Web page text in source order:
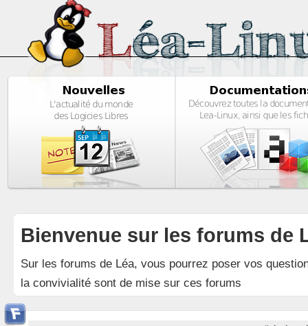
Bienvenue sur les forums de
Sur les forums de Léa, vous pourrez poser vos
la convivialité sont de mise sur ces forums